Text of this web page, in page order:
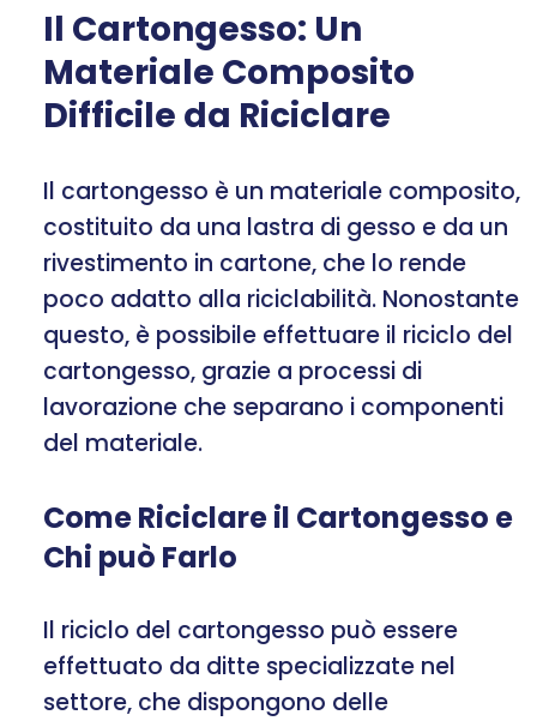
Il Cartongesso: Un
Materiale Composito
Difficile da Riciclare
Il cartongesso è un materiale composito,
costituito da una lastra di gesso e da un
rivestimento in cartone, che lo rende
poco adatto alla riciclabilità. Nonostante
questo, è possibile effettuare il riciclo del
cartongesso, grazie a processi di
lavorazione che separano i componenti
del materiale.
Come Riciclare il Cartongesso e
Chi può Farlo
Il riciclo del cartongesso può essere
effettuato da ditte specializzate nel
settore, che dispongono delle